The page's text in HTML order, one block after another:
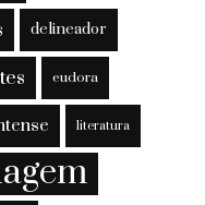
delineador
eudora
literatura